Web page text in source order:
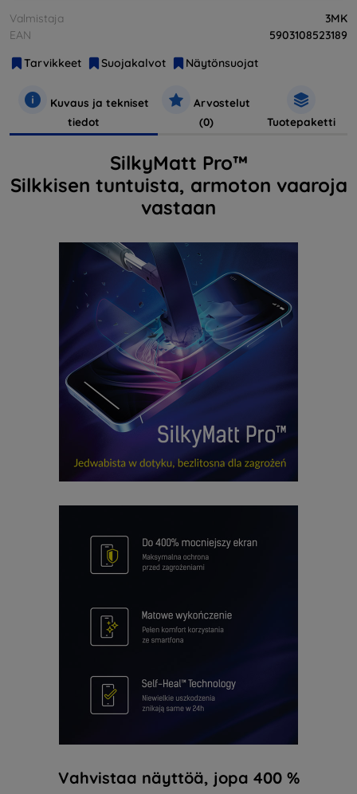
Valmistaja
3MK
EAN
5903108523189
Tarvikkeet
Suojakalvot Näytönsuojat
Kuvaus ja tekniset
tiedot
Arvostelut
(0)
Tuotepaketti
SilkyMatt Pro™
Silkkisen tuntuista, armoton vaaroja
vastaan
Vahvistaa näyttöä, jopa 400 %